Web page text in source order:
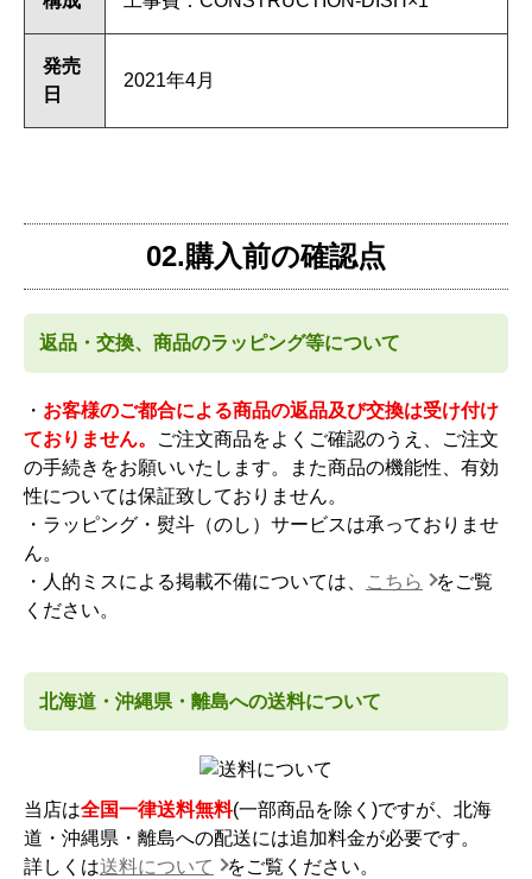
発売
日
2021年4月
02.購入前の確認点
返品・交換、商品のラッピング等について
・ お客様のご都合による商品の返品及び交換は受け付け
ておりません。
ご注文商品をよくご確認のうえ、ご注文
の手続きをお願いいたします。また商品の機能性、有効
性については保証致しておりません。
・ラッピング・熨斗（のし）サービスは承っておりませ
ん。
・人的ミスによる掲載不備については、
こちら
をご覧
ください。
北海道・沖縄県・離島への送料について
当店は全国一律送料無料(一部商品を除く)ですが、北海
道・沖縄県・離島への配送には追加料金が必要です。
詳しくは送料について をご覧ください。